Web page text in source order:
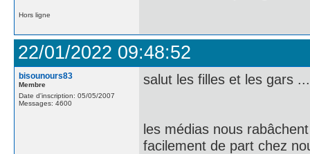
Hors ligne
22/01/2022 09:48:52
bisounours83
Membre
Date d'inscription: 05/05/2007
Messages: 4600
salut les filles et les gars ...
les médias nous
facilement de part chez